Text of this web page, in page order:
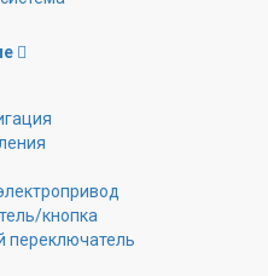
кнопка
переключатель